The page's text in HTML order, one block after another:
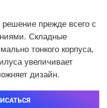
прежде всего с
Складные
тонкого корпуса,
увеличивает
дизайн.